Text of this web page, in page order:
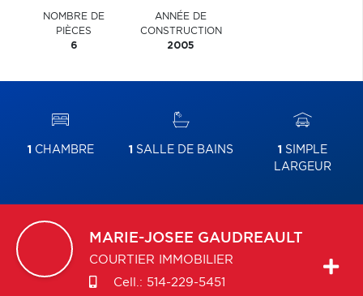
NOMBRE DE
PIÈCES
6
ANNÉE DE
CONSTRUCTION
2005
1 CHAMBRE 1 SALLE DE BAINS 1 SIMPLE
LARGEUR
MARIE-JOSEE GAUDREAULT
COURTIER IMMOBILIER
Cell.: 514-229-5451